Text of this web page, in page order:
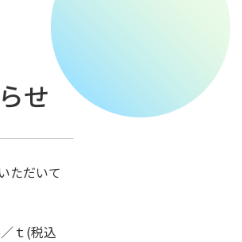
せ
ただいて
ｔ(税込